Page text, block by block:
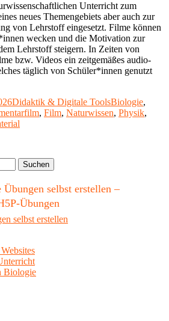
Unterricht zum
neues Themengebiets aber auch zur
von Lehrstoff eingesetzt. Filme können
wecken und die Motivation zur
Lehrstoff steigern. In Zeiten von
bzw. Videos ein zeitgemäßes audio-
täglich von Schüler*innen genutzt
Kategorien
Didaktik & Digitale ToolsSchlagwörter
Biologie,
, Film, Naturwissen, Physik,
selbst erstellen –
Übungen
Biologie